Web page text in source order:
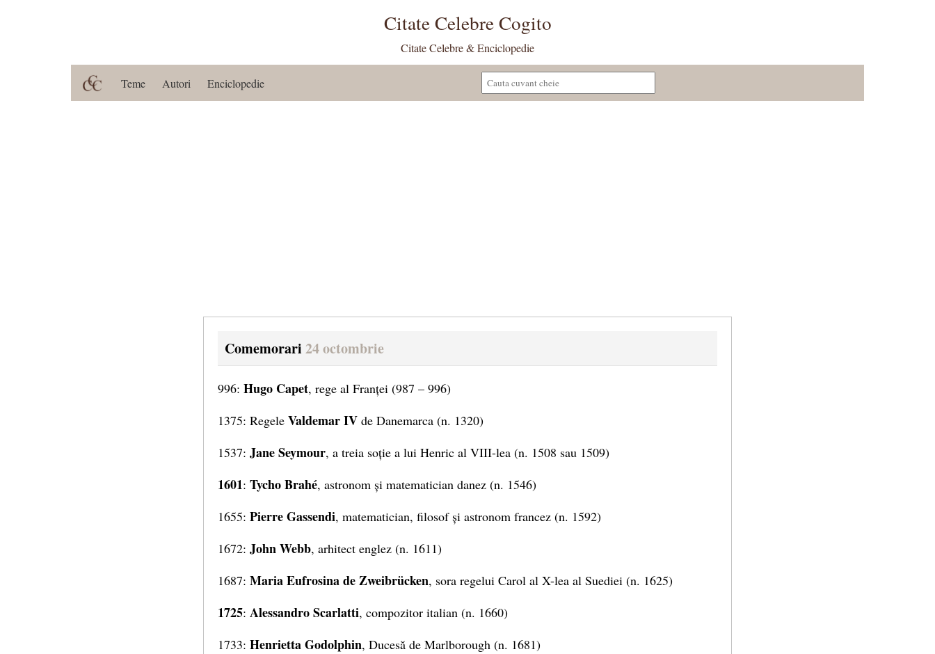
Citate Celebre Cogito
Citate Celebre & Enciclopedie
Teme Autori Enciclopedie
Comemorari 24 octombrie
996: Hugo Capet, rege al Franței (987 – 996)
1375: Regele Valdemar IV de Danemarca (n. 1320)
1537: Jane Seymour, a treia soție a lui Henric al VIII-lea (n. 1508 sau 1509)
1601: Tycho Brahé, astronom și matematician danez (n. 1546)
1655: Pierre Gassendi, matematician, filosof și astronom francez (n. 1592)
1672: John Webb, arhitect englez (n. 1611)
1687: Maria Eufrosina de Zweibrücken, sora regelui Carol al X-lea al Suediei (n. 1625)
1725: Alessandro Scarlatti, compozitor italian (n. 1660)
1733: Henrietta Godolphin, Ducesă de Marlborough (n. 1681)